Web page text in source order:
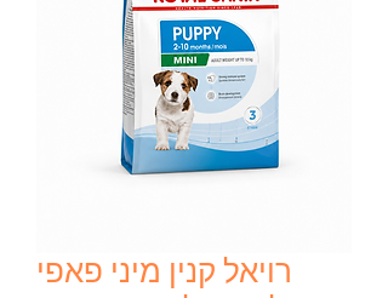
רויאל קנין מיני פאפי